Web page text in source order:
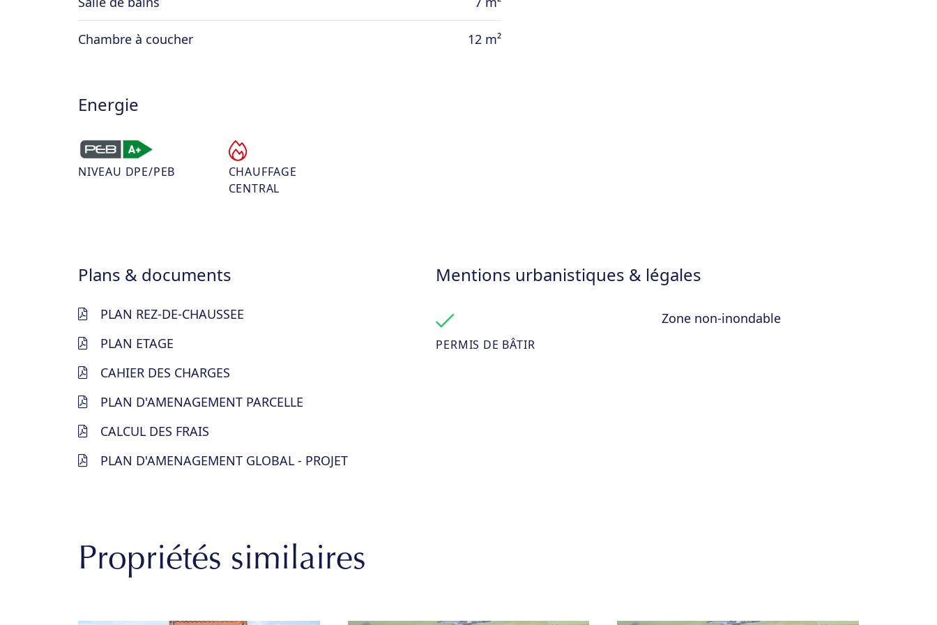
Chambre à coucher 12 m²
Energie
NIVEAU DPE/PEB
CHAUFFAGE
CENTRAL
Plans & documents
PLAN REZ-DE-CHAUSSEE
PLAN ETAGE
CAHIER DES CHARGES
PLAN D'AMENAGEMENT PARCELLE
CALCUL DES FRAIS
PLAN D'AMENAGEMENT GLOBAL - PROJET
Mentions urbanistiques & légales
PERMIS DE BÂTIR
Zone non-inondable
Propriétés similaires